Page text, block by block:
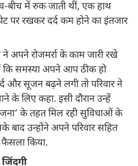
बीच में रुक जाती थीं, एक हाथ
पर रखकर दर्द कम होने का इंतजार
अपने रोजमर्रा के काम जारी रखे
कि समस्या अपने आप ठीक हो
और सूजन बढ़ने लगी तो परिवार ने
के लिए कहा. इसी दौरान उन्हें
के तहत मिल रही सुविधाओं के
बाद उन्होंने अपने परिवार सहित
किया.